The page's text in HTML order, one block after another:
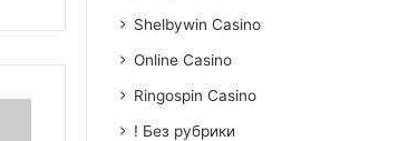
Shelbywin Casino
Online Casino
Ringospin Casino
! Без рубрики